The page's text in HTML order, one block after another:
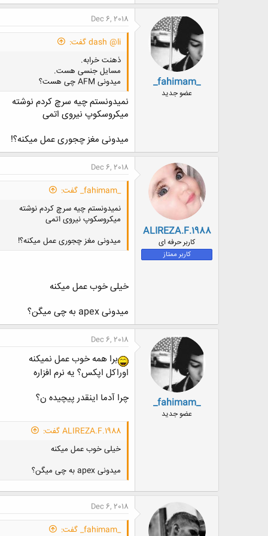
_fahimam_
عضو جدید
Dec 6, 2018
dash @li گفت:
ذهنت خرابه.
مسایل جنسی هست.
میدونی AFM چی هست؟
نمیدونستم چیه سرچ کردم نوشته
میکروسکوپ نیروی اتمی
میدونی مغز چجوری عمل میکنه؟!
ALIREZA.F.1988
کاربر حرفه ای
کاربر ممتاز
Dec 6, 2018
_fahimam_ گفت:
نمیدونستم چیه سرچ کردم نوشته
میکروسکوپ نیروی اتمی
میدونی مغز چجوری عمل میکنه؟!
خیلی خوب عمل میکنه
میدونی apex به چی میگن؟
_fahimam_
عضو جدید
Dec 6, 2018
برا همه خوب عمل نمیکنه
اوراکل اپکس؟ یه نرم افزاره
چرا آدما اینقدر پیچیده ن؟
ALIREZA.F.1988 گفت:
خیلی خوب عمل میکنه
میدونی apex به چی میگن؟
Dec 6, 2018
_fahimam_ گفت: